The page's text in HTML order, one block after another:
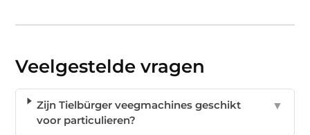
Veelgestelde vragen
Zijn Tielbürger veegmachines geschikt
voor particulieren?
▼